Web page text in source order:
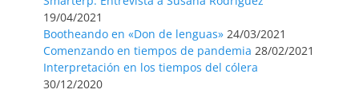
19/04/2021
Bootheando en «Don de lenguas» 24/03/2021
Comenzando en tiempos de pandemia 28/02/2021
Interpretación en los tiempos del cólera
30/12/2020